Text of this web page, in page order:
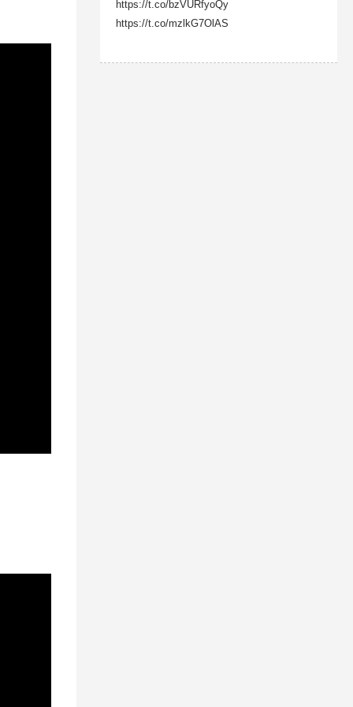
https://t.co/bzVURfyoQy
https://t.co/mzlkG7OlAS